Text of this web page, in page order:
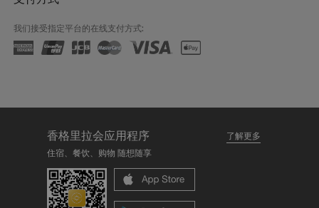
我们接受指定平台的在线支付方式:
香格里拉会应用程序
了解更多
住宿、餐饮、购物 随想随享